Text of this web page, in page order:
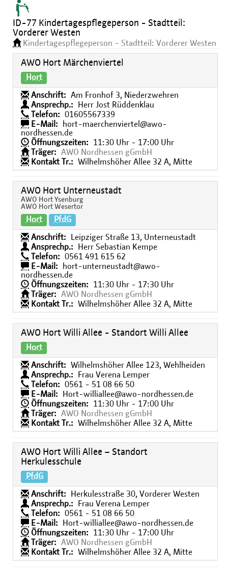
ID-77 Kindertagespflegeperson - Stadtteil:
Vorderer Westen
Kindertagespflegeperson - Stadtteil: Vorderer Westen
AWO Hort Märchenviertel
Hort
Anschrift:
Am Fronhof 3, Niederzwehren
Ansprechp.:
Herr Jost Rüddenklau
Telefon:
01605567339
E-Mail:
hort-maerchenviertel@awo-
nordhessen.de
Öffnungszeiten:
11:30 Uhr - 17:00 Uhr
Träger:
AWO Nordhessen gGmbH
Kontakt Tr.:
Wilhelmshöher Allee 32 A, Mitte
AWO Hort Unterneustadt
AWO Hort Ysenburg
AWO Hort Wesertor
Hort PfdG
Anschrift:
Leipziger Straße 13, Unterneustadt
Ansprechp.:
Herr Sebastian Kempe
Telefon:
0561 491 615 62
E-Mail:
hort-unterneustadt@awo-
nordhessen.de
Öffnungszeiten:
11:30 Uhr - 17:30 Uhr
Träger:
AWO Nordhessen gGmbH
Kontakt Tr.:
Wilhelmshöher Allee 32 A, Mitte
AWO Hort Willi Allee - Standort Willi Allee
Hort
Anschrift:
Wilhelmshöher Allee 123, Wehlheiden
Ansprechp.:
Frau Verena Lemper
Telefon:
0561 - 51 08 66 50
E-Mail:
Hort-williallee@awo-nordhessen.de
Öffnungszeiten:
11:30 Uhr - 17:00 Uhr
Träger:
AWO Nordhessen gGmbH
Kontakt Tr.:
Wilhelmshöher Allee 32 A, Mitte
AWO Hort Willi Allee – Standort
Herkulesschule
PfdG
Anschrift:
Herkulesstraße 30, Vorderer Westen
Ansprechp.:
Frau Verena Lemper
Telefon:
0561 - 51 08 66 50
E-Mail:
Hort-williallee@awo-nordhessen.de
Öffnungszeiten:
11:30 Uhr - 17:00 Uhr
Träger:
AWO Nordhessen gGmbH
Kontakt Tr.:
Wilhelmshöher Allee 32 A, Mitte